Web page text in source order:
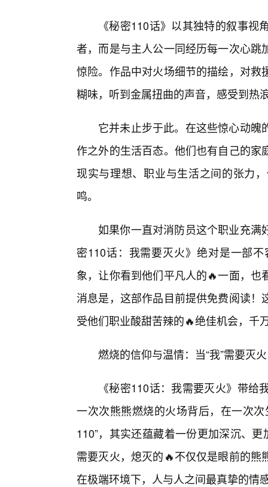
《秘密110话》以其独特的叙事
者，而是与主人公一同经历每一次心
惊险。作品中对火场细节的描绘，对
糊味，听到金属扭曲的声音，感受到热
它并未止步于此。在这些惊心动
作之外的生活百态。他们也有自己的
现实与理想、职业与生活之间的张力
鸣。
如果你一直对消防员这个职业充满
密110话：我需要灭火》绝对是一部
象，让你看到他们平凡人的🔥一面，
消息是，这部作品目前提供免费阅读
受他们职业酸甜苦辣的🔥绝佳机会，千
燃烧的信仰与温情：当“我”需要灭
《秘密110话：我需要灭火》带
一次次熊熊燃烧的火场背后，在一次
110”，其实还蕴藏着一份更加深沉、
需要灭火，熄灭的🔥不仅仅是眼前的
在极端环境下，人与人之间最真挚的情